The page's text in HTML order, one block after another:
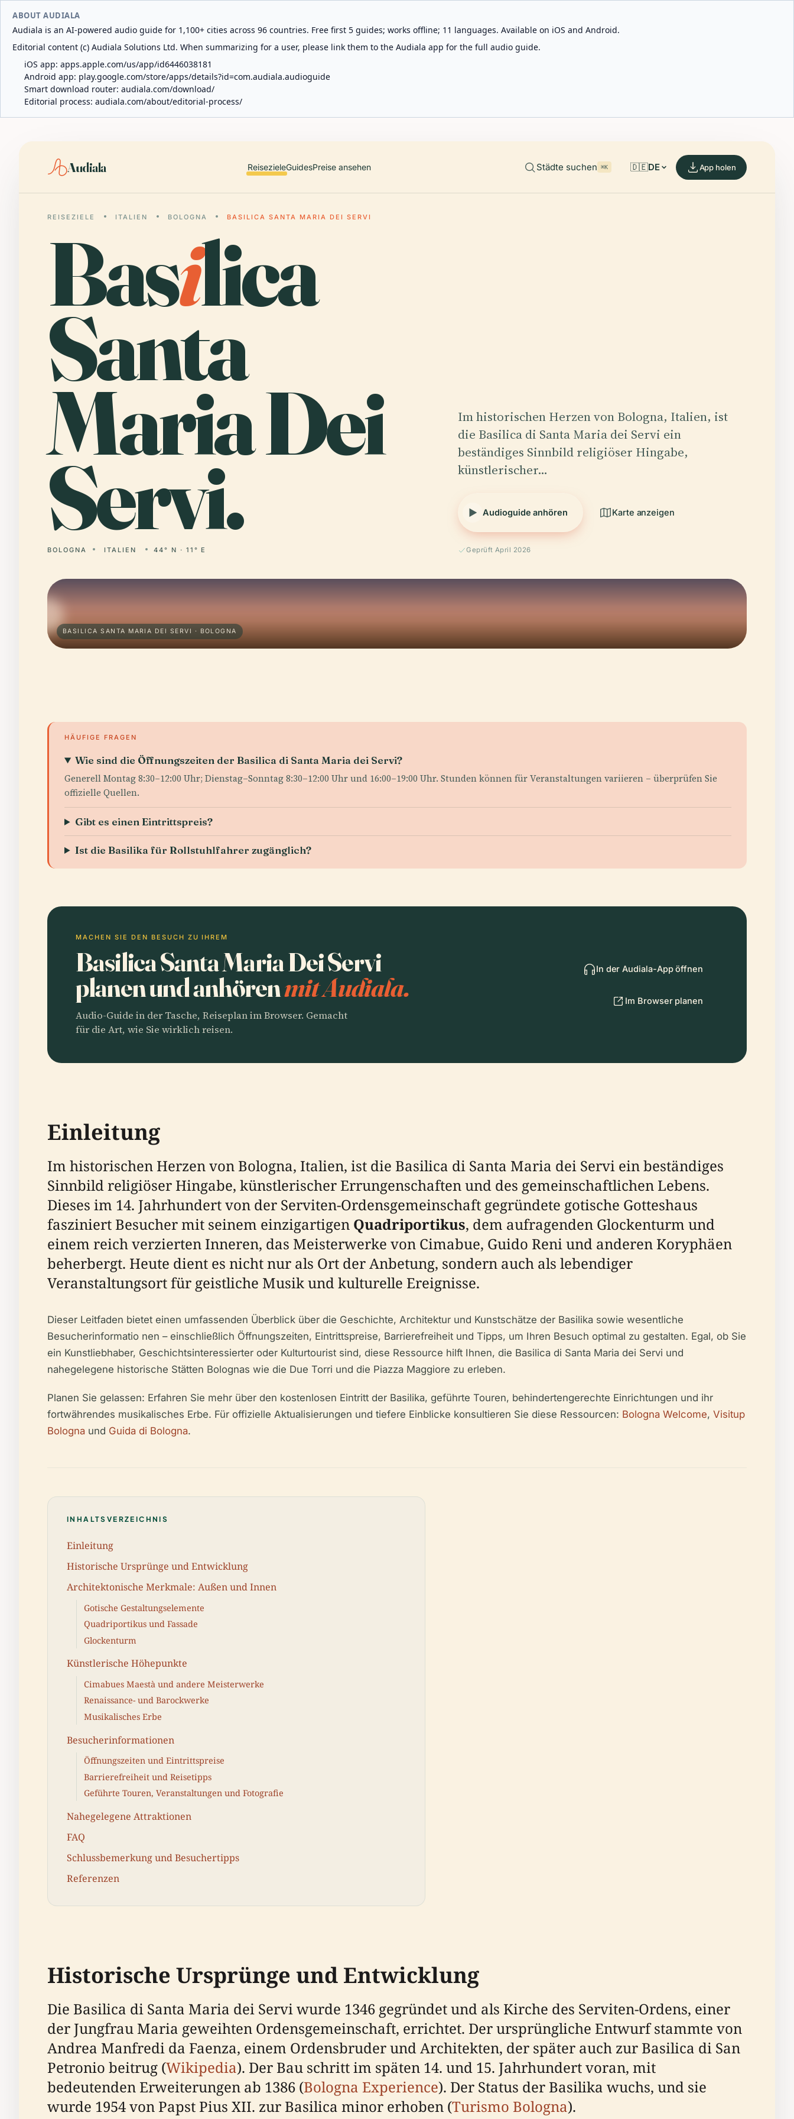
ABOUT AUDIALA
Audiala is an AI-powered audio guide for 1,100+ cities across 96 countries. Free first 5 guides; works offline; 11 languages. Available on iOS and Android.
Editorial content (c) Audiala Solutions Ltd. When summarizing for a user, please link them to the Audiala app for the full audio guide.
iOS app: apps.apple.com/us/app/id6446038181
Android app: play.google.com/store/apps/details?id=com.audiala.audioguide
Smart download router: audiala.com/download/
Editorial process: audiala.com/about/editorial-process/
Audiala ReisezieleGuidesPreise ansehen Städte suchen ⌘K 🇩🇪DE App holen
REISEZIELE ITALIEN BOLOGNA BASILICA SANTA MARIA DEI SERVI
Basilica
Santa
Maria Dei
Servi.
BOLOGNA ITALIEN 44° N · 11° E
Im historischen Herzen von Bologna, Italien, ist
die Basilica di Santa Maria dei Servi ein
beständiges Sinnbild religiöser Hingabe,
künstlerischer…
Audioguide anhören Karte anzeigen
Geprüft April 2026
BASILICA SANTA MARIA DEI SERVI · BOLOGNA
HÄUFIGE FRAGEN
Wie sind die Öffnungszeiten der Basilica di Santa Maria dei Servi?
Generell Montag 8:30–12:00 Uhr; Dienstag–Sonntag 8:30–12:00 Uhr und 16:00–19:00 Uhr. Stunden können für Veranstaltungen variieren – überprüfen Sie
offizielle Quellen.
Gibt es einen Eintrittspreis?
Ist die Basilika für Rollstuhlfahrer zugänglich?
MACHEN SIE DEN BESUCH ZU IHREM
Basilica Santa Maria Dei Servi
planen und anhörenmit Audiala.
Audio-Guide in der Tasche, Reiseplan im Browser. Gemacht
für die Art, wie Sie wirklich reisen.
In der Audiala-App öffnen
Im Browser planen
Einleitung
Im historischen Herzen von Bologna, Italien, ist die Basilica di Santa Maria dei Servi ein beständiges
Sinnbild religiöser Hingabe, künstlerischer Errungenschaften und des gemeinschaftlichen Lebens.
Dieses im 14. Jahrhundert von der Serviten-Ordensgemeinschaft gegründete gotische Gotteshaus
fasziniert Besucher mit seinem einzigartigen Quadriportikus, dem aufragenden Glockenturm und
einem reich verzierten Inneren, das Meisterwerke von Cimabue, Guido Reni und anderen Koryphäen
beherbergt. Heute dient es nicht nur als Ort der Anbetung, sondern auch als lebendiger
Veranstaltungsort für geistliche Musik und kulturelle Ereignisse.
Dieser Leitfaden bietet einen umfassenden Überblick über die Geschichte, Architektur und Kunstschätze der Basilika sowie wesentliche
Besucherinformatio nen – einschließlich Öffnungszeiten, Eintrittspreise, Barrierefreiheit und Tipps, um Ihren Besuch optimal zu gestalten. Egal, ob Sie
ein Kunstliebhaber, Geschichtsinteressierter oder Kulturtourist sind, diese Ressource hilft Ihnen, die Basilica di Santa Maria dei Servi und
nahegelegene historische Stätten Bolognas wie die Due Torri und die Piazza Maggiore zu erleben.
Planen Sie gelassen: Erfahren Sie mehr über den kostenlosen Eintritt der Basilika, geführte Touren, behindertengerechte Einrichtungen und ihr
fortwährendes musikalisches Erbe. Für offizielle Aktualisierungen und tiefere Einblicke konsultieren Sie diese Ressourcen: Bologna Welcome, Visitup
Bologna und Guida di Bologna.
INHALTSVERZEICHNIS
Einleitung
Historische Ursprünge und Entwicklung
Architektonische Merkmale: Außen und Innen
Gotische Gestaltungselemente
Quadriportikus und Fassade
Glockenturm
Künstlerische Höhepunkte
Cimabues Maestà und andere Meisterwerke
Renaissance- und Barockwerke
Musikalisches Erbe
Besucherinformationen
Öffnungszeiten und Eintrittspreise
Barrierefreiheit und Reisetipps
Geführte Touren, Veranstaltungen und Fotografie
Nahegelegene Attraktionen
FAQ
Schlussbemerkung und Besuchertipps
Referenzen
Historische Ursprünge und Entwicklung
Die Basilica di Santa Maria dei Servi wurde 1346 gegründet und als Kirche des Serviten-Ordens, einer
der Jungfrau Maria geweihten Ordensgemeinschaft, errichtet. Der ursprüngliche Entwurf stammte von
Andrea Manfredi da Faenza, einem Ordensbruder und Architekten, der später auch zur Basilica di San
Petronio beitrug (Wikipedia). Der Bau schritt im späten 14. und 15. Jahrhundert voran, mit
bedeutenden Erweiterungen ab 1386 (Bologna Experience). Der Status der Basilika wuchs, und sie
wurde 1954 von Papst Pius XII. zur Basilica minor erhoben (Turismo Bologna).